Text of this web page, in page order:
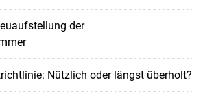
der
Nützlich oder längst überholt?